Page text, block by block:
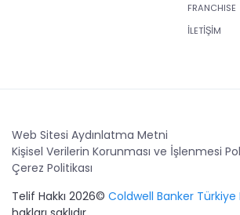
FRANCHISE
İLETİŞİM
Web Sitesi Aydınlatma Metni
Kişisel Verilerin Korunması ve İşlenmesi
Çerez Politikası
Telif Hakkı 2026© Coldwell Banker Türkiye